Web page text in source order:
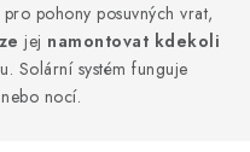
pohony posuvných vrat,
jej namontovat kdekoli
Solární systém funguje
nocí.